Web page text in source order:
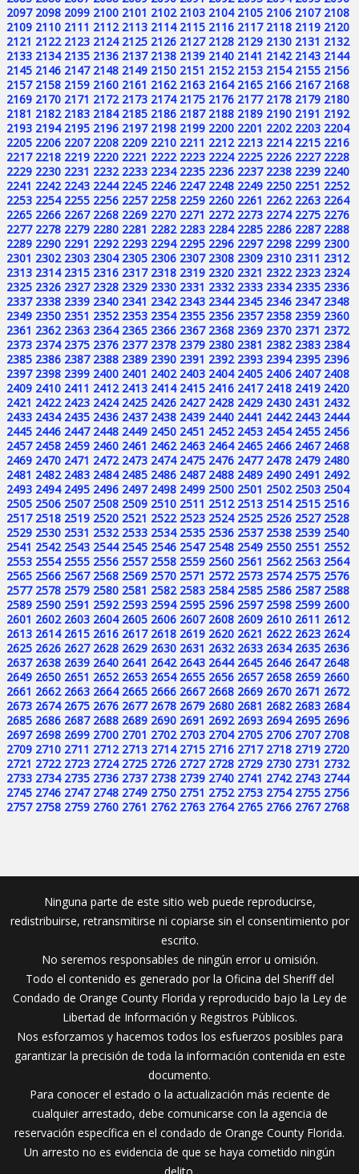
2097 2098 2099 2100 2101 2102 2103 2104 2105 2106 2107 2108
2109 2110 2111 2112 2113 2114 2115 2116 2117 2118 2119 2120
2121 2122 2123 2124 2125 2126 2127 2128 2129 2130 2131 2132
2133 2134 2135 2136 2137 2138 2139 2140 2141 2142 2143 2144
2145 2146 2147 2148 2149 2150 2151 2152 2153 2154 2155 2156
2157 2158 2159 2160 2161 2162 2163 2164 2165 2166 2167 2168
2169 2170 2171 2172 2173 2174 2175 2176 2177 2178 2179 2180
2181 2182 2183 2184 2185 2186 2187 2188 2189 2190 2191 2192
2193 2194 2195 2196 2197 2198 2199 2200 2201 2202 2203 2204
2205 2206 2207 2208 2209 2210 2211 2212 2213 2214 2215 2216
2217 2218 2219 2220 2221 2222 2223 2224 2225 2226 2227 2228
2229 2230 2231 2232 2233 2234 2235 2236 2237 2238 2239 2240
2241 2242 2243 2244 2245 2246 2247 2248 2249 2250 2251 2252
2253 2254 2255 2256 2257 2258 2259 2260 2261 2262 2263 2264
2265 2266 2267 2268 2269 2270 2271 2272 2273 2274 2275 2276
2277 2278 2279 2280 2281 2282 2283 2284 2285 2286 2287 2288
2289 2290 2291 2292 2293 2294 2295 2296 2297 2298 2299 2300
2301 2302 2303 2304 2305 2306 2307 2308 2309 2310 2311 2312
2313 2314 2315 2316 2317 2318 2319 2320 2321 2322 2323 2324
2325 2326 2327 2328 2329 2330 2331 2332 2333 2334 2335 2336
2337 2338 2339 2340 2341 2342 2343 2344 2345 2346 2347 2348
2349 2350 2351 2352 2353 2354 2355 2356 2357 2358 2359 2360
2361 2362 2363 2364 2365 2366 2367 2368 2369 2370 2371 2372
2373 2374 2375 2376 2377 2378 2379 2380 2381 2382 2383 2384
2385 2386 2387 2388 2389 2390 2391 2392 2393 2394 2395 2396
2397 2398 2399 2400 2401 2402 2403 2404 2405 2406 2407 2408
2409 2410 2411 2412 2413 2414 2415 2416 2417 2418 2419 2420
2421 2422 2423 2424 2425 2426 2427 2428 2429 2430 2431 2432
2433 2434 2435 2436 2437 2438 2439 2440 2441 2442 2443 2444
2445 2446 2447 2448 2449 2450 2451 2452 2453 2454 2455 2456
2457 2458 2459 2460 2461 2462 2463 2464 2465 2466 2467 2468
2469 2470 2471 2472 2473 2474 2475 2476 2477 2478 2479 2480
2481 2482 2483 2484 2485 2486 2487 2488 2489 2490 2491 2492
2493 2494 2495 2496 2497 2498 2499 2500 2501 2502 2503 2504
2505 2506 2507 2508 2509 2510 2511 2512 2513 2514 2515 2516
2517 2518 2519 2520 2521 2522 2523 2524 2525 2526 2527 2528
2529 2530 2531 2532 2533 2534 2535 2536 2537 2538 2539 2540
2541 2542 2543 2544 2545 2546 2547 2548 2549 2550 2551 2552
2553 2554 2555 2556 2557 2558 2559 2560 2561 2562 2563 2564
2565 2566 2567 2568 2569 2570 2571 2572 2573 2574 2575 2576
2577 2578 2579 2580 2581 2582 2583 2584 2585 2586 2587 2588
2589 2590 2591 2592 2593 2594 2595 2596 2597 2598 2599 2600
2601 2602 2603 2604 2605 2606 2607 2608 2609 2610 2611 2612
2613 2614 2615 2616 2617 2618 2619 2620 2621 2622 2623 2624
2625 2626 2627 2628 2629 2630 2631 2632 2633 2634 2635 2636
2637 2638 2639 2640 2641 2642 2643 2644 2645 2646 2647 2648
2649 2650 2651 2652 2653 2654 2655 2656 2657 2658 2659 2660
2661 2662 2663 2664 2665 2666 2667 2668 2669 2670 2671 2672
2673 2674 2675 2676 2677 2678 2679 2680 2681 2682 2683 2684
2685 2686 2687 2688 2689 2690 2691 2692 2693 2694 2695 2696
2697 2698 2699 2700 2701 2702 2703 2704 2705 2706 2707 2708
2709 2710 2711 2712 2713 2714 2715 2716 2717 2718 2719 2720
2721 2722 2723 2724 2725 2726 2727 2728 2729 2730 2731 2732
2733 2734 2735 2736 2737 2738 2739 2740 2741 2742 2743 2744
2745 2746 2747 2748 2749 2750 2751 2752 2753 2754 2755 2756
2757 2758 2759 2760 2761 2762 2763 2764 2765 2766 2767 2768
Ninguna parte de este sitio web puede reproducirse,
redistribuirse, retransmitirse ni copiarse sin el consentimiento por
escrito.
No seremos responsables de ningún error u omisión.
Todo el contenido es generado por la Oficina del Sheriff del
Condado de Orange County Florida y reproducido bajo la Ley de
Libertad de Información y Registros Públicos.
Nos esforzamos y hacemos todos los esfuerzos posibles para
garantizar la precisión de toda la información contenida en este
documento.
Para conocer el estado o la actualización más reciente de
cualquier arrestado, debe comunicarse con la agencia de
reservación específica en el condado de Orange County Florida.
Un arresto no es evidencia de que se haya cometido ningún